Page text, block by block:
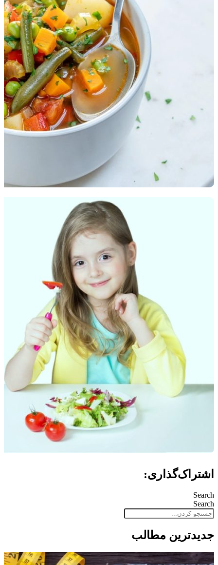
اشتراک‌گذاری:
Search
Search
جدید‌ترین مطالب